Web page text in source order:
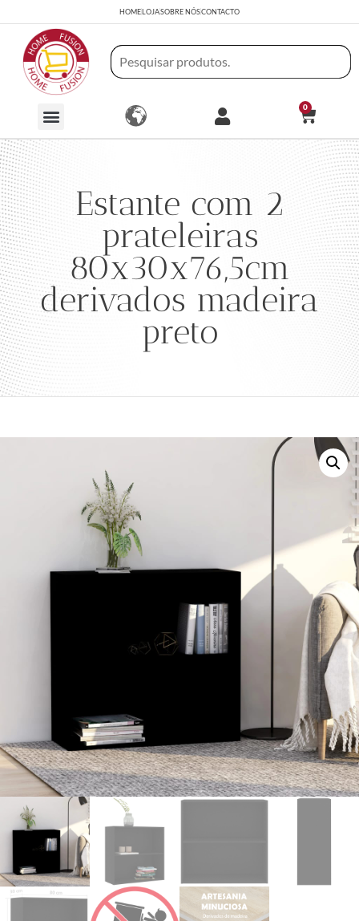
HOMELOJASOBRE NÓSCONTACTO
0
Estante com 2
prateleiras
80x30x76,5cm
derivados madeira
preto